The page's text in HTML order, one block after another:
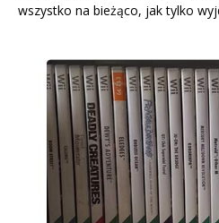
wszystko na bieżąco, jak tylko